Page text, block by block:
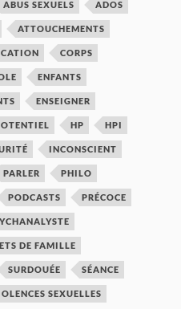
ABUS SEXUELS ADOS
ATTOUCHEMENTS
CORPS
ENFANTS
ENSEIGNER
HP HPI
INCONSCIENT
PARLER PHILO
PODCASTS PRÉCOCE
DE FAMILLE
SURDOUÉE SÉANCE
SEXUELLES